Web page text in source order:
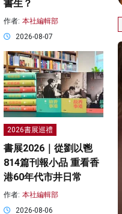
書生？
作者: 本社編輯部
2026-08-07
2026書展巡禮
書展2026｜從劉以鬯
814篇刊報小品 重看香
港60年代市井日常
作者: 本社編輯部
2026-08-06